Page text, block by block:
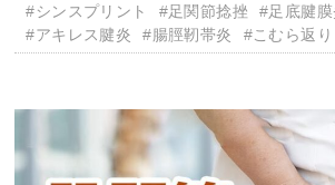
#シンスプリント
#足関節捻挫 #足底腱膜
#アキレス腱炎
#腸脛靭帯炎 #こむら返り